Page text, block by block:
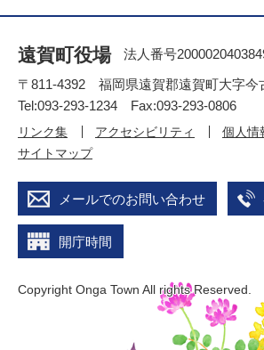
遠賀町役場
法人番号
〒811-4392 福岡県遠賀郡遠賀町大字今
Tel:093-293-1234 Fax:093-293-0806
リンク集 アクセシビリティ
個人情
サイトマップ
メールでのお問い合わせ
開庁時間
Copyright Onga Town All rights Reserved.